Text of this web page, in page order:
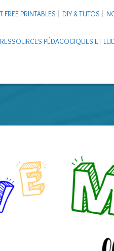
FREE PRINTABLES DIY & TUTOS
RESSOURCES PÉDAGOGIQUES ET
CARNETS DE VOYAGE ENFANTS